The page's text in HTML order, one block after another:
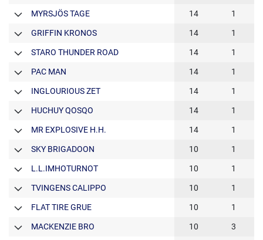
MYRSJÖS TAGE 14 1
GRIFFIN KRONOS 14 1
STARO THUNDER ROAD 14 1
PAC MAN 14 1
INGLOURIOUS ZET 14 1
HUCHUY QOSQO 14 1
MR EXPLOSIVE H.H. 14 1
SKY BRIGADOON 10 1
L.L.IMHOTURNOT 10 1
TVINGENS CALIPPO 10 1
FLAT TIRE GRUE 10 1
MACKENZIE BRO 10 3